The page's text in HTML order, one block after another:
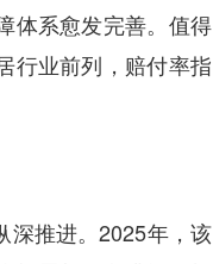
体系愈发完善。值得
行业前列，赔付率指
推进。2025年，该